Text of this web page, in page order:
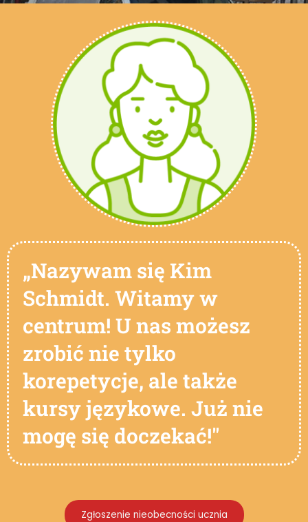
„Nazywam się Kim
Schmidt. Witamy w
centrum! U nas możesz
zrobić nie tylko
korepetycje, ale także
kursy językowe. Już nie
mogę się doczekać!"
Zgłoszenie nieobecności ucznia